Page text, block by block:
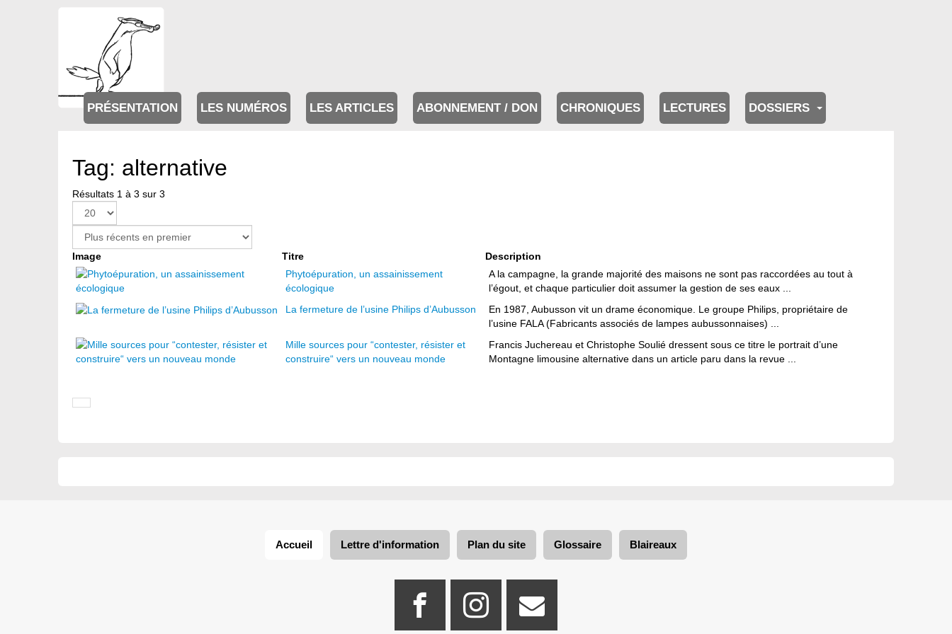
PRÉSENTATION LES NUMÉROS LES ARTICLES ABONNEMENT / DON CHRONIQUES LECTURES DOSSIERS
Tag: alternative
Résultats 1 à 3 sur 3
Image Titre
Description
Phytoépuration, un assainissement
écologique
A la campagne, la grande majorité des maisons ne sont pas raccordées au tout à
l’égout, et chaque particulier doit assumer la gestion de ses eaux ...
La fermeture de l’usine Philips d’Aubusson
En 1987, Aubusson vit un drame économique. Le groupe Philips, propriétaire de
l’usine FALA (Fabricants associés de lampes aubussonnaises) ...
Mille sources pour “contester, résister et
construire“ vers un nouveau monde
Francis Juchereau et Christophe Soulié dressent sous ce titre le portrait d’une
Montagne limousine alternative dans un article paru dans la revue ...
Accueil Lettre d'information Plan du site Glossaire Blaireaux